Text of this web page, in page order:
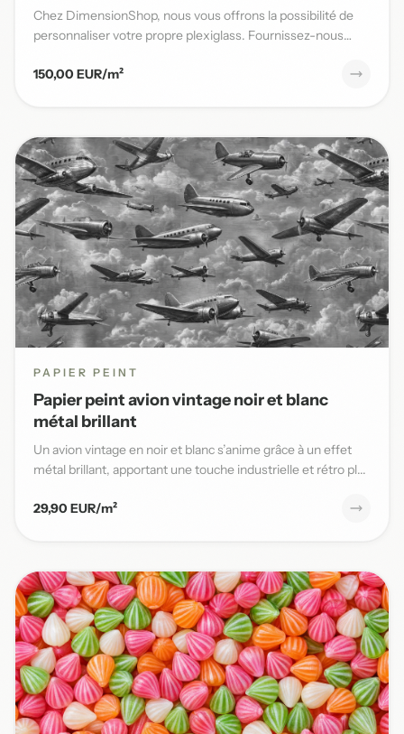
Chez DimensionShop, nous vous offrons la possibilité de
personnaliser votre propre plexiglass. Fournissez-nous
150,00 EUR/m²
PAPIER PEINT
Papier peint avion vintage noir et blanc
métal brillant
Un avion vintage en noir et blanc s’anime grâce à un effet
métal brillant, apportant une touche industrielle et rétro pl...
29,90 EUR/m²